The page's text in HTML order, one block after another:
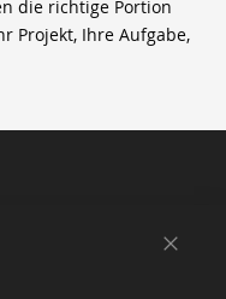
die richtige Portion
Projekt, Ihre Aufgabe,